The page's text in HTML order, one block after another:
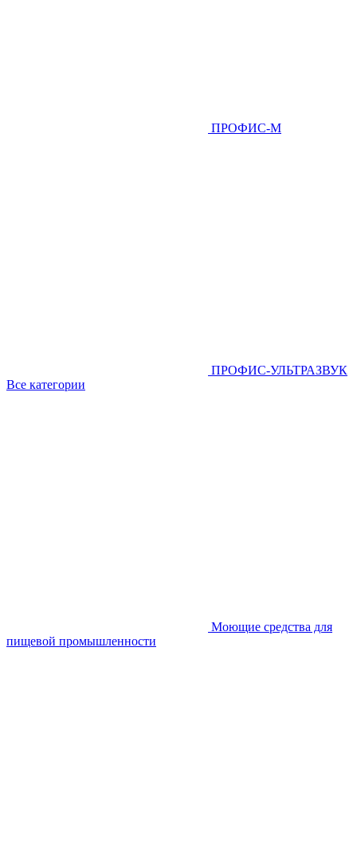
ПРОФИС-М
ПРОФИС-УЛЬТРАЗВУК
Все категории
Моющие средства для
пищевой промышленности